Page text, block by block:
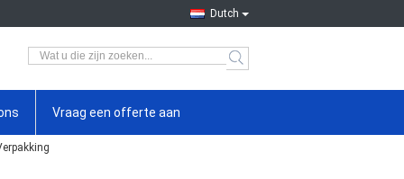
Dutch
Vraag een offerte aan